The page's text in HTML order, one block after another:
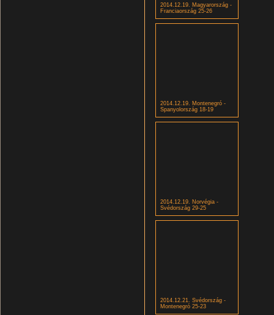
2014.12.19. Magyarország -
Franciaország 25-26
2014.12.19. Montenegró -
Spanyolország 18-19
2014.12.19. Norvégia -
Svédország 29-25
2014.12.21. Svédország -
Montenegró 25-23